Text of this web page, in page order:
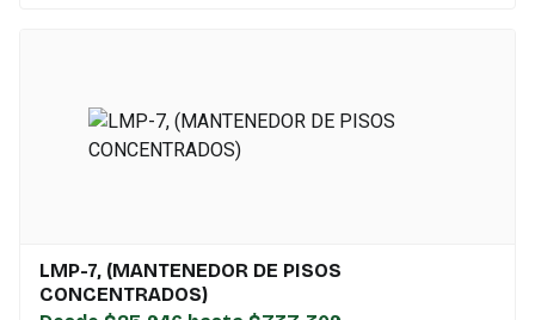
LMP-7, (MANTENEDOR DE PISOS
CONCENTRADOS)